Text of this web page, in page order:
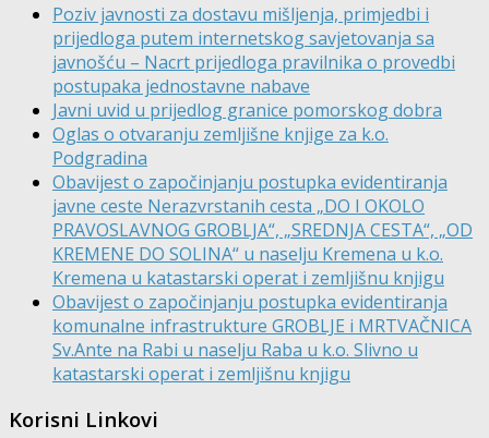
Poziv javnosti za dostavu mišljenja, primjedbi i
prijedloga putem internetskog savjetovanja sa
javnošću – Nacrt prijedloga pravilnika o provedbi
postupaka jednostavne nabave
Javni uvid u prijedlog granice pomorskog dobra
Oglas o otvaranju zemljišne knjige za k.o.
Podgradina
Obavijest o započinjanju postupka evidentiranja
javne ceste Nerazvrstanih cesta „DO I OKOLO
PRAVOSLAVNOG GROBLJA“, „SREDNJA CESTA“, „OD
KREMENE DO SOLINA“ u naselju Kremena u k.o.
Kremena u katastarski operat i zemljišnu knjigu
Obavijest o započinjanju postupka evidentiranja
komunalne infrastrukture GROBLJE i MRTVAČNICA
Sv.Ante na Rabi u naselju Raba u k.o. Slivno u
katastarski operat i zemljišnu knjigu
Korisni Linkovi